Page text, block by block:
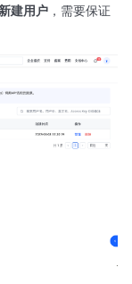
建用户 ，需要保证